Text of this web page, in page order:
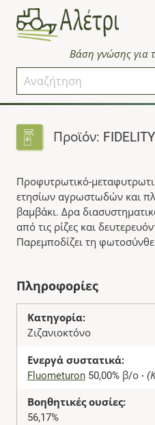
Βάση γνώσης για
Προϊόν:
Προφυτρωτικό-
ετησίων αγρωστωδών και
βαμβάκι. Δρα
από τις ρίζες και
Παρεμποδίζει τη
Πληροφορίες
Κατηγορία:
Ζιζανιοκτόνο
Ενεργά συστατικά:
Fluometuron50,00% β/ο -
Βοηθητικές ουσίες:
56,17%